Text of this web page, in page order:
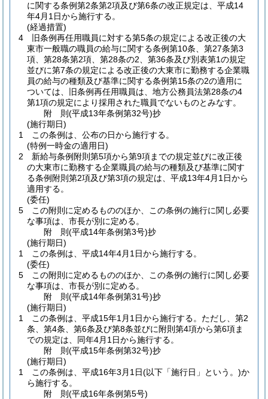
に関する条例第2条第2項及び第6条の改正規定は、平成14
年4月1日から施行する。
(経過措置)
4
旧条例再任用職員に対する第5条の規定による改正後の大
東市一般職の職員の給与に関する条例第10条、第27条第3
項、第28条第2項、第28条の2、第36条及び別表第1の規定
並びに第7条の規定による改正後の大東市に勤務する企業職
員の給与の種類及び基準に関する条例第15条の2の適用に
ついては、旧条例再任用職員は、地方公務員法第28条の4
第1項の規定により採用された職員でないものとみなす。
附 則(平成13年条例第32号)抄
(施行期日)
1
この条例は、公布の日から施行する。
(特例一時金の適用日)
2
新給与条例附則第5項から第9項までの規定並びに改正後
の大東市に勤務する企業職員の給与の種類及び基準に関す
る条例附則第2項及び第3項の規定は、平成13年4月1日から
適用する。
(委任)
5
この附則に定めるもののほか、この条例の施行に関し必要
な事項は、市長が別に定める。
附 則(平成14年条例第3号)抄
(施行期日)
1
この条例は、平成14年4月1日から施行する。
(委任)
5
この附則に定めるもののほか、この条例の施行に関し必要
な事項は、市長が別に定める。
附 則(平成14年条例第31号)抄
(施行期日)
1
この条例は、平成15年1月1日から施行する。 ただし、第2
条、第4条、第6条及び第8条並びに附則第4項から第6項ま
での規定は、同年4月1日から施行する。
附 則(平成15年条例第32号)抄
(施行期日)
1
この条例は、平成16年3月1日(以下「施行日」という。)か
ら施行する。
附 則(平成16年条例第5号)